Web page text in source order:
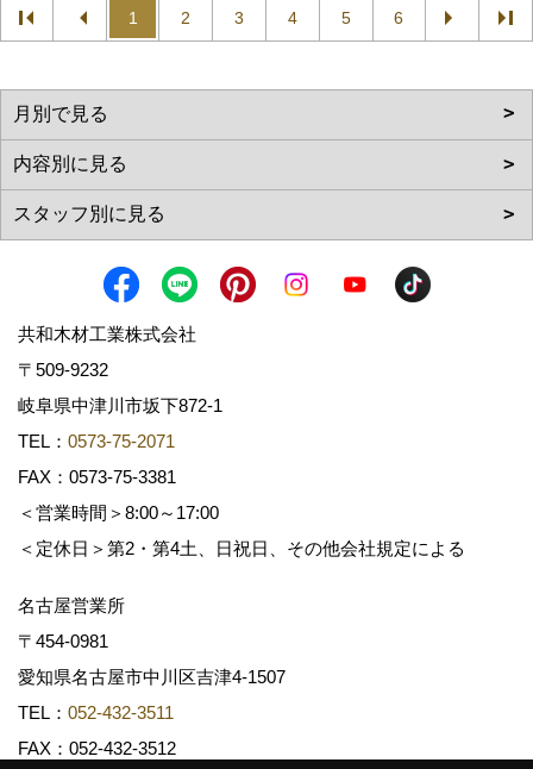
1 2 3 4 5 6
共和木材工業株式会社
〒509-9232
岐阜県中津川市坂下872‐1
TEL： 0573-75-2071
FAX：0573-75-3381
＜営業時間＞8:00～17:00
＜定休日＞第2・第4土、日祝日、その他会社規定による
名古屋営業所
〒454-0981
愛知県名古屋市中川区吉津4-1507
TEL： 052-432-3511
FAX：052-432-3512